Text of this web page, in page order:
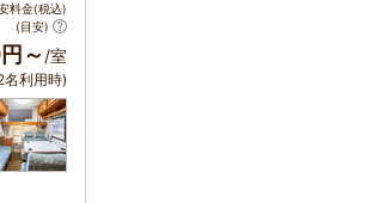
料金(税込)
(目安)
～ /室
名利用時)